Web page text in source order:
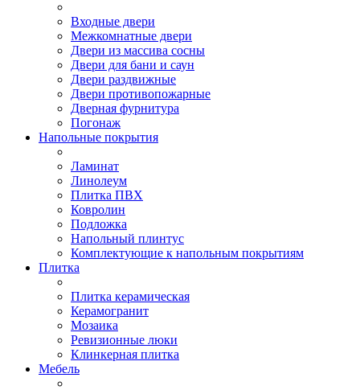
Входные двери
Межкомнатные двери
Двери из массива сосны
Двери для бани и саун
Двери раздвижные
Двери противопожарные
Дверная фурнитура
Погонаж
Напольные покрытия
Ламинат
Линолеум
Плитка ПВХ
Ковролин
Подложка
Напольный плинтус
Комплектующие к напольным покрытиям
Плитка
Плитка керамическая
Керамогранит
Мозаика
Ревизионные люки
Клинкерная плитка
Мебель